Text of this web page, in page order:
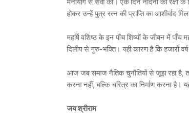
होकर उन्हें पुत्र रत्न की प्राप्ति का
महर्षि वशिष्ठ के इन पाँच शिष्यों के जीवन में
दिलीप से गुरु-भक्ति। यही कारण है कि हजारों
आज जब समाज नैतिक चुनौतियों से जूझ रहा है, तब
करना नहीं, बल्कि चरित्र का निर्माण करना है।
जय श्रीराम